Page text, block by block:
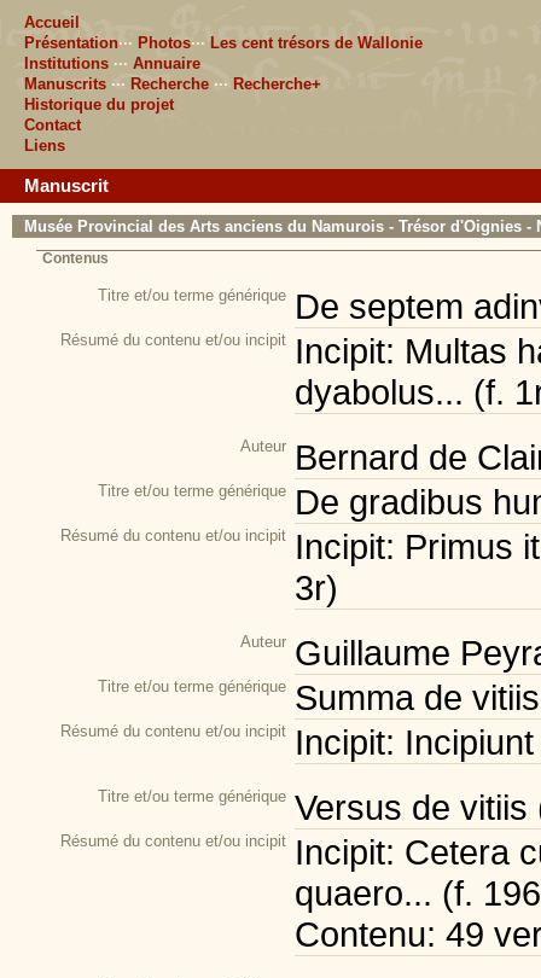
Accueil
Présentation··· Photos··· Les cent trésors de Wallonie
Institutions ··· Annuaire
Manuscrits ··· Recherche ··· Recherche+
Historique du projet
Contact
Liens
Manuscrit
Musée Provincial des Arts anciens du Namurois - Trésor d'Oignies -
Contenus
Titre et/ou terme générique De septem
Résumé du contenu et/ou incipit Incipit: Multas
dyabolus... (f.
Auteur Bernard de
Titre et/ou terme générique De gradibus
Résumé du contenu et/ou incipit Incipit: Primus
3r)
Auteur Guillaume
Titre et/ou terme générique Summa de
Résumé du contenu et/ou incipit Incipit:
Titre et/ou terme générique Versus de
Résumé du contenu et/ou incipit Incipit: Cetera
quaero... (f.
Contenu: 49